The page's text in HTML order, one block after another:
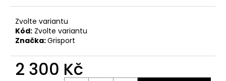
Zvolte variantu
Kód: Zvolte variantu
Značka:Grisport
2 300 Kč
u
č
u
e
m